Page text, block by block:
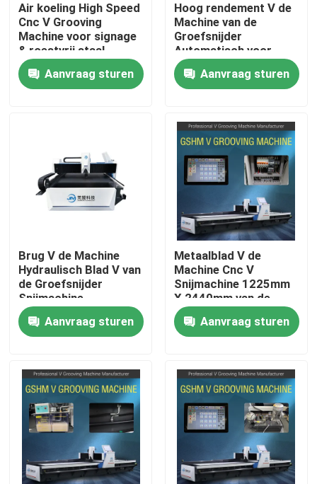
huis
video's
Over ons
Fabrieksreis
Kwaliteitscontrole
Hoge snelheid V het Groeven Machine
CNC V het Groeven Machine
Automatisch V die Machine groeven
Air koeling High Speed
Cnc V Grooving
Machine voor signage
& roestvrij staal
verwerking
Aanvraag sturen
Hoog rendement V de
Machine van de
Groefsnijder
Automatisch voor
Aluminiumcomité
Verwerking
Aanvraag sturen
Brug V de Machine
Hydraulisch Blad V van
de Groefsnijder
Snijmachine
Aanvraag sturen
Metaalblad V de
Machine Cnc V
Snijmachine 1225mm
X 2440mm van de
Groefsnijder
Aanvraag sturen